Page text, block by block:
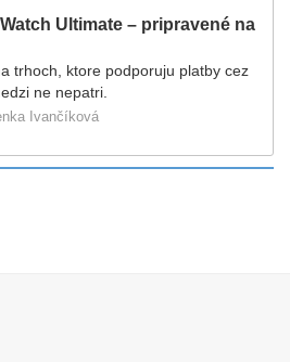
Ultimate – pripravené na
trhoch, ktore podporuju platby cez
ne nepatri.
Ivančíková